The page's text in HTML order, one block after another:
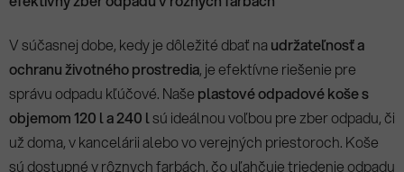
V súčasnej dobe, kedy je dôležité dbať na udržateľnosť a
ochranu životného prostredia, je efektívne riešenie pre
správu odpadu kľúčové. Naše plastové odpadové koše s
objemom 120 l a 240 lsú ideálnou voľbou pre zber odpadu, či
už doma, v kancelárii alebo vo verejných priestoroch. Koše
sú dostupné v rôznych farbách, čo uľahčuje triedenie odpadu